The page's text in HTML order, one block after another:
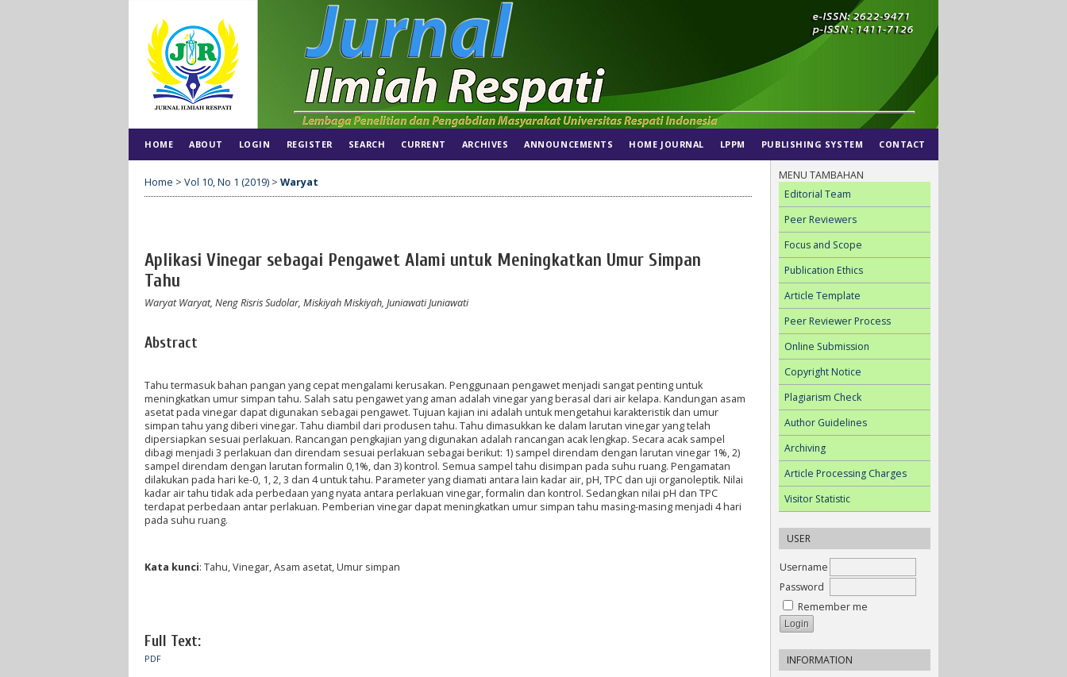
MENU TAMBAHAN
Editorial Team
Peer Reviewers
Focus and Scope
Publication Ethics
Article Template
Peer Reviewer Process
Online Submission
Copyright Notice
Plagiarism Check
Author Guidelines
Archiving
Article Processing Charges
Visitor Statistic
USER
Username
Password
Remember me
INFORMATION
HOME ABOUT LOGIN REGISTER SEARCH CURRENT ARCHIVES ANNOUNCEMENTS HOME JOURNAL LPPM PUBLISHING SYSTEM CONTACT
Home > Vol 10, No 1 (2019) > Waryat
Aplikasi Vinegar sebagai Pengawet Alami untuk Meningkatkan Umur Simpan
Tahu
Waryat Waryat, Neng Risris Sudolar, Miskiyah Miskiyah, Juniawati Juniawati
Abstract
Tahu termasuk bahan pangan yang cepat mengalami kerusakan. Penggunaan pengawet menjadi sangat penting untuk
meningkatkan umur simpan tahu. Salah satu pengawet yang aman adalah vinegar yang berasal dari air kelapa. Kandungan asam
asetat pada vinegar dapat digunakan sebagai pengawet. Tujuan kajian ini adalah untuk mengetahui karakteristik dan umur
simpan tahu yang diberi vinegar. Tahu diambil dari produsen tahu. Tahu dimasukkan ke dalam larutan vinegar yang telah
dipersiapkan sesuai perlakuan. Rancangan pengkajian yang digunakan adalah rancangan acak lengkap. Secara acak sampel
dibagi menjadi 3 perlakuan dan direndam sesuai perlakuan sebagai berikut: 1) sampel direndam dengan larutan vinegar 1%, 2)
sampel direndam dengan larutan formalin 0,1%, dan 3) kontrol. Semua sampel tahu disimpan pada suhu ruang. Pengamatan
dilakukan pada hari ke-0, 1, 2, 3 dan 4 untuk tahu. Parameter yang diamati antara lain kadar air, pH, TPC dan uji organoleptik. Nilai
kadar air tahu tidak ada perbedaan yang nyata antara perlakuan vinegar, formalin dan kontrol. Sedangkan nilai pH dan TPC
terdapat perbedaan antar perlakuan. Pemberian vinegar dapat meningkatkan umur simpan tahu masing-masing menjadi 4 hari
pada suhu ruang.
Kata kunci: Tahu, Vinegar, Asam asetat, Umur simpan
Full Text:
PDF